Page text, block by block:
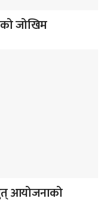
जोखिम
आयोजनाको